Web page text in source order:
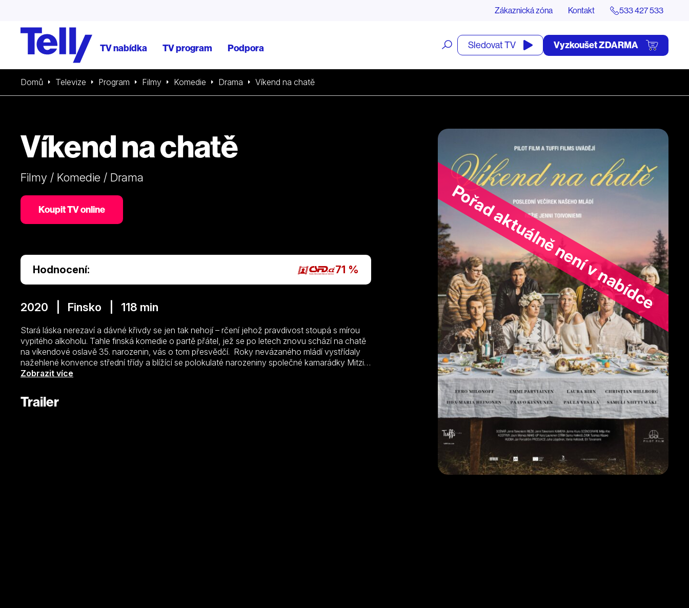
Zákaznická zóna Kontakt 533 427 533
TV nabídka TV program Podpora
Otevřít
vyhledávání
Sledovat TV Vyzkoušet ZDARMA
Domů Televize Program Filmy Komedie Drama Víkend na chatě
Pořad aktuálně není v nabídce
Víkend na chatě
Filmy / Komedie / Drama
Koupit TV online
Hodnocení: 71 %
2020 | Finsko | 118 min
Stará láska nerezaví a dávné křivdy se jen tak nehojí – rčení jehož pravdivost stoupá s mírou
vypitého alkoholu. Tahle finská komedie o partě přátel, jež se po letech znovu schází na chatě
na víkendové oslavě 35. narozenin, vás o tom přesvědčí. Roky nevázaného mládí vystřídaly
nažehlené konvence střední třídy a blížící se polokulaté narozeniny společné kamarádky Mitzi
tak snadno zavdají příčinu k návštěvě chaty, kde kdysi všichni pařili jako náctiletí. Jednoduchá
známým písničkám.
Zobrazit více
Trailer